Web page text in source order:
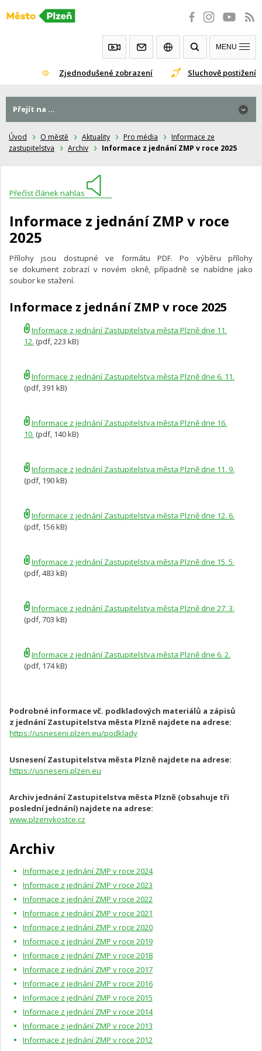
Přeskočit
Zjednodušené zobrazení Sluchově postižení
MENU
Úvod O městě Aktuality Pro média
Informace ze
zastupitelstva
Archiv Informace z jednání ZMP v roce 2025
Přečíst článek nahlas
Informace z jednání ZMP v roce
2025
Přílohy jsou dostupné ve formátu PDF. Po výběru přílohy
se dokument zobrazí v novém okně, případně se nabídne jako
soubor ke stažení.
Informace z jednání ZMP v roce 2025
Informace z jednání Zastupitelstva města Plzně dne 11.
12. (pdf, 223 kB)
Informace z jednání Zastupitelstva města Plzně dne 6. 11.
(pdf, 391 kB)
Informace z jednání Zastupitelstva města Plzně dne 16.
10. (pdf, 140 kB)
Informace z jednání Zastupitelstva města Plzně dne 11. 9.
(pdf, 190 kB)
Informace z jednání Zastupitelstva města Plzně dne 12. 6.
(pdf, 156 kB)
Informace z jednání Zastupitelstva města Plzně dne 15. 5.
(pdf, 483 kB)
Informace z jednání Zastupitelstva města Plzně dne 27. 3.
(pdf, 703 kB)
Informace z jednání Zastupitelstva města Plzně dne 6. 2.
(pdf, 174 kB)
Podrobné informace vč. podkladových materiálů a zápisů
z jednání Zastupitelstva města Plzně najdete na adrese:
https://usneseni.plzen.eu/podklady
Usnesení Zastupitelstva města Plzně najdete na adrese:
https://usneseni.plzen.eu
Archiv jednání Zastupitelstva města Plzně (obsahuje tři
poslední jednání) najdete na adrese:
www.plzenvkostce.cz
Archiv
Informace z jednání ZMP v roce 2024
Informace z jednání ZMP v roce 2023
Informace z jednání ZMP v roce 2022
Informace z jednání ZMP v roce 2021
Informace z jednání ZMP v roce 2020
Informace z jednání ZMP v roce 2019
Informace z jednání ZMP v roce 2018
Informace z jednání ZMP v roce 2017
Informace z jednání ZMP v roce 2016
Informace z jednání ZMP v roce 2015
Informace z jednání ZMP v roce 2014
Informace z jednání ZMP v roce 2013
Informace z jednání ZMP v roce 2012
Přejít na ...